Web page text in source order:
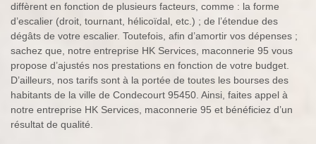
diffèrent en fonction de plusieurs facteurs, comme : la forme
d’escalier (droit, tournant, hélicoïdal, etc.) ; de l’étendue des
dégâts de votre escalier. Toutefois, afin d’amortir vos dépenses ;
sachez que, notre entreprise HK Services, maconnerie 95 vous
propose d’ajustés nos prestations en fonction de votre budget.
D’ailleurs, nos tarifs sont à la portée de toutes les bourses des
habitants de la ville de Condecourt 95450. Ainsi, faites appel à
notre entreprise HK Services, maconnerie 95 et bénéficiez d’un
résultat de qualité.